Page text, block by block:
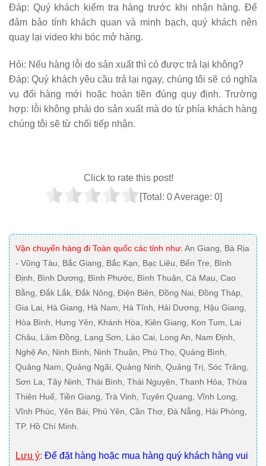
Đáp: Quý khách kiểm tra hàng trước khi nhận hàng. Để
đảm bảo tính khách quan và minh bạch, quý khách nên
quay lại video khi bóc mở hàng.
Hỏi: Nếu hàng lỗi do sản xuất thì có được trả lại không?
Đáp: Quý khách yêu cầu trả lại ngay, chúng tôi sẽ có nghĩa
vụ đổi hàng mới hoặc hoàn tiền đúng quy định. Trường
hợp: lỗi không phải do sản xuất mà do từ phía khách hàng
chúng tôi sẽ từ chối tiếp nhận.
Click to rate this post!
[Total: 0Average: 0]
Vận chuyển hàng đi Toàn quốc các tỉnh như: An Giang, Bà Rịa
- Vũng Tàu, Bắc Giang, Bắc Kạn, Bạc Liêu, Bến Tre, Bình
Định, Bình Dương, Bình Phước, Bình Thuận, Cà Mau, Cao
Bằng, Đắk Lắk, Đắk Nông, Điện Biên, Đồng Nai, Đồng Tháp,
Gia Lai, Hà Giang, Hà Nam, Hà Tĩnh, Hải Dương, Hậu Giang,
Hòa Bình, Hưng Yên, Khánh Hòa, Kiên Giang, Kon Tum, Lai
Châu, Lâm Đồng, Lạng Sơn, Lào Cai, Long An, Nam Định,
Nghệ An, Ninh Bình, Ninh Thuận, Phú Thọ, Quảng Bình,
Quảng Nam, Quảng Ngãi, Quảng Ninh, Quảng Trị, Sóc Trăng,
Sơn La, Tây Ninh, Thái Bình, Thái Nguyên, Thanh Hóa, Thừa
Thiên Huế, Tiền Giang, Trà Vinh, Tuyên Quang, Vĩnh Long,
Vĩnh Phúc, Yên Bái, Phú Yên, Cần Thơ, Đà Nẵng, Hải Phòng,
TP. Hồ Chí Minh.
Lưu ý: Để đặt hàng hoặc mua hàng quý khách hàng vui